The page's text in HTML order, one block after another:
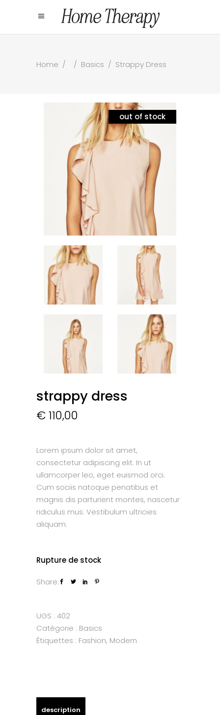
Home / / Basics / Strappy Dress
out of stock
strappy dress
€110,00
Lorem ipsum dolor sit amet,
consectetur adipiscing elit. In ut
ullamcorper leo, eget euismod orci.
Cum sociis natoque penatibus et
magnis dis parturient montes, nascetur
ridiculus mus. Vestibulum ultricies
aliquam.
Rupture de stock
Share:
UGS : 402
Catégorie : Basics
Étiquettes : Fashion, Modern
description